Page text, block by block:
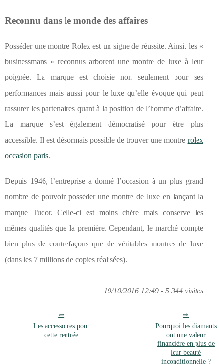
Reconnu dans le monde des affaires
Posséder une montre Rolex est un signe de réussite. Ainsi, les «
businessmans » reconnus arborent une montre de luxe à leur
poignée. La marque est choisie non seulement pour ses
performances mais aussi pour le luxe qu’elle évoque qui peut
rassurer les partenaires quant à la position de l’homme d’affaire.
La marque s’est également démocratisé pour être plus
accessible. Il est désormais possible de trouver une montre rolex
occasion paris.
Depuis 1946, l’entreprise a donné l’occasion à un plus grand
nombre de pouvoir posséder une montre de luxe en lançant la
marque Tudor. Celle-ci est moins chère mais conserve les
mêmes qualités que la première. Cependant, le marché compte
bien plus de contrefaçons que de véritables montres de luxe
(dans les 7 millions de copies réalisées).
19/10/2016 12:49 - 5 344 visites
Les accessoires pour
cette rentrée
Pourquoi les diamants
ont une valeur
financière en plus de
leur beauté
inconditionnelle ?